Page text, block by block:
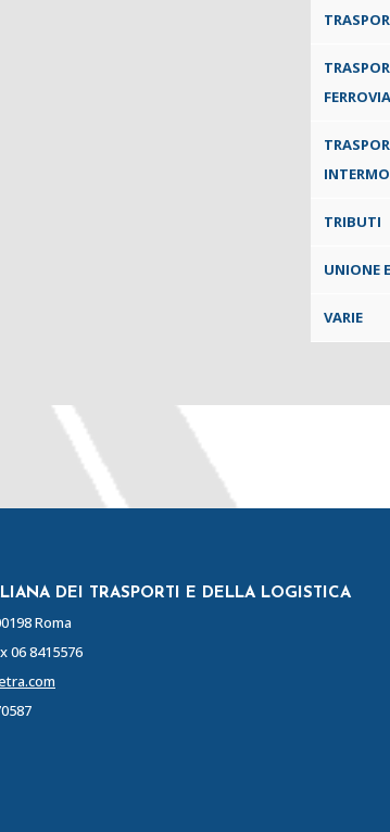
TRIBUTI
UNIONE
VARIE
DEI TRASPORTI E DELLA LOGISTICA
Roma
06 8415576